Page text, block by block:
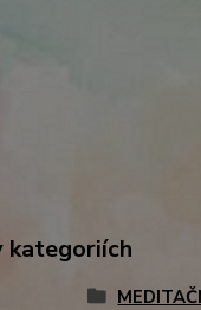
kategoriích